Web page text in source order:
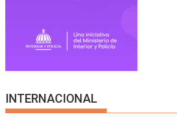
INTERNACIONAL